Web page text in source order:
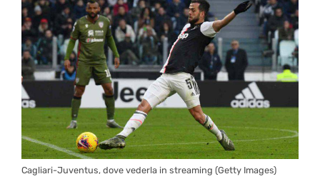
Cagliari-Juventus, dove vederla in streaming (Getty Images)